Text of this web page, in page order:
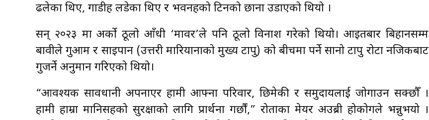
ढलेका थिए, गाडीहरू लडेका थिए र भवनहरूको टिनको छाना उडाएको थियो ।
सन् २०२३ मा अर्को ठूलो आँधी ‘मावर’ले पनि ठूलो विनाश गरेको थियो। आइतबार बिहानसम्म
बावीले गुआम र साइपान (उत्तरी मारियानाको मुख्य टापु) को बीचमा पर्ने सानो टापु रोटा नजिकबाट
गुजर्ने अनुमान गरिएको थियो।
“आवश्यक सावधानी अपनाएर हामी आफ्ना परिवार, छिमेकी र समुदायलाई जोगाउन सक्छौँ ।
हामी हाम्रा मानिसहरूको सुरक्षाको लागि प्रार्थना गर्छौं,” रोताका मेयर अउब्री होकोगले भन्नुभयो ।